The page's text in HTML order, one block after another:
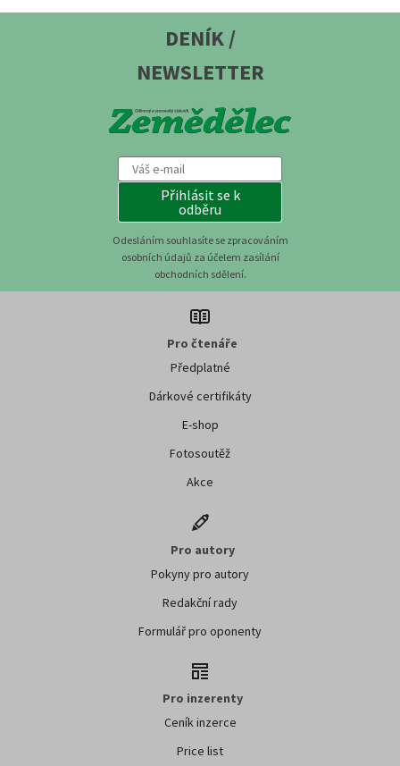
DENÍK /
NEWSLETTER
Přihlásit se k
odběru
Odesláním souhlasíte se zpracováním
osobních údajů za účelem zasílání
obchodních sdělení.
Pro čtenáře
Předplatné
Dárkové certifikáty
E-shop
Fotosoutěž
Akce
Pro autory
Pokyny pro autory
Redakční rady
Formulář pro oponenty
Pro inzerenty
Ceník inzerce
Price list